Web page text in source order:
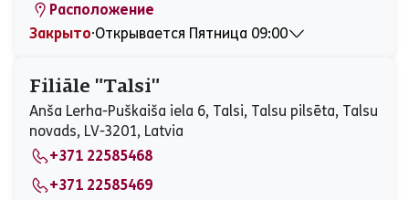
Расположение
Закрыто⋅Открывается Пятница 09:00
Вторник
09:00 - 20:00
Среда
09:00 - 20:00
Четверг
09:00 - 20:00
Пятница
09:00 - 20:00
Суббота
10:00 - 20:00
Воскресенье
Закрыто
Filiāle "Talsi"
Anša Lerha-Puškaiša iela 6, Talsi, Talsu pilsēta, Talsu
novads, LV-3201, Latvia
+371 22585468
+371 22585469